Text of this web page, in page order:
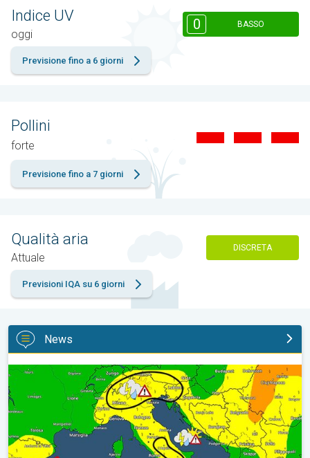
Indice UV
oggi
0 BASSO
Previsione fino a 6 giorni
Pollini
forte
Previsione fino a 7 giorni
Qualità aria
Attuale
DISCRETA
Previsioni IQA su 6 giorni
News
Esplodono i temporali di calore tra venerdì e sabato.